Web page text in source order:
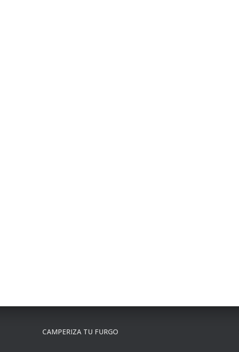
CAMPERIZA TU FURGO